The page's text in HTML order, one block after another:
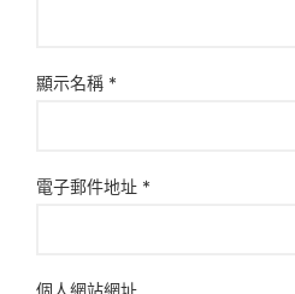
顯示名稱 *
電子郵件地址 *
個人網站網址